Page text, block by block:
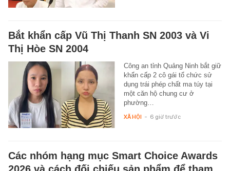
Bắt khẩn cấp Vũ Thị Thanh SN 2003 và Vi
Thị Hòe SN 2004
Công an tỉnh Quảng Ninh bắt giữ
khẩn cấp 2 cô gái tổ chức sử
dụng trái phép chất ma túy tại
một căn hộ chung cư ở
phường…
XÃ HỘI - 6 giờ trước
Các nhóm hạng mục Smart Choice Awards
2026 và cách đối chiếu sản phẩm để tham